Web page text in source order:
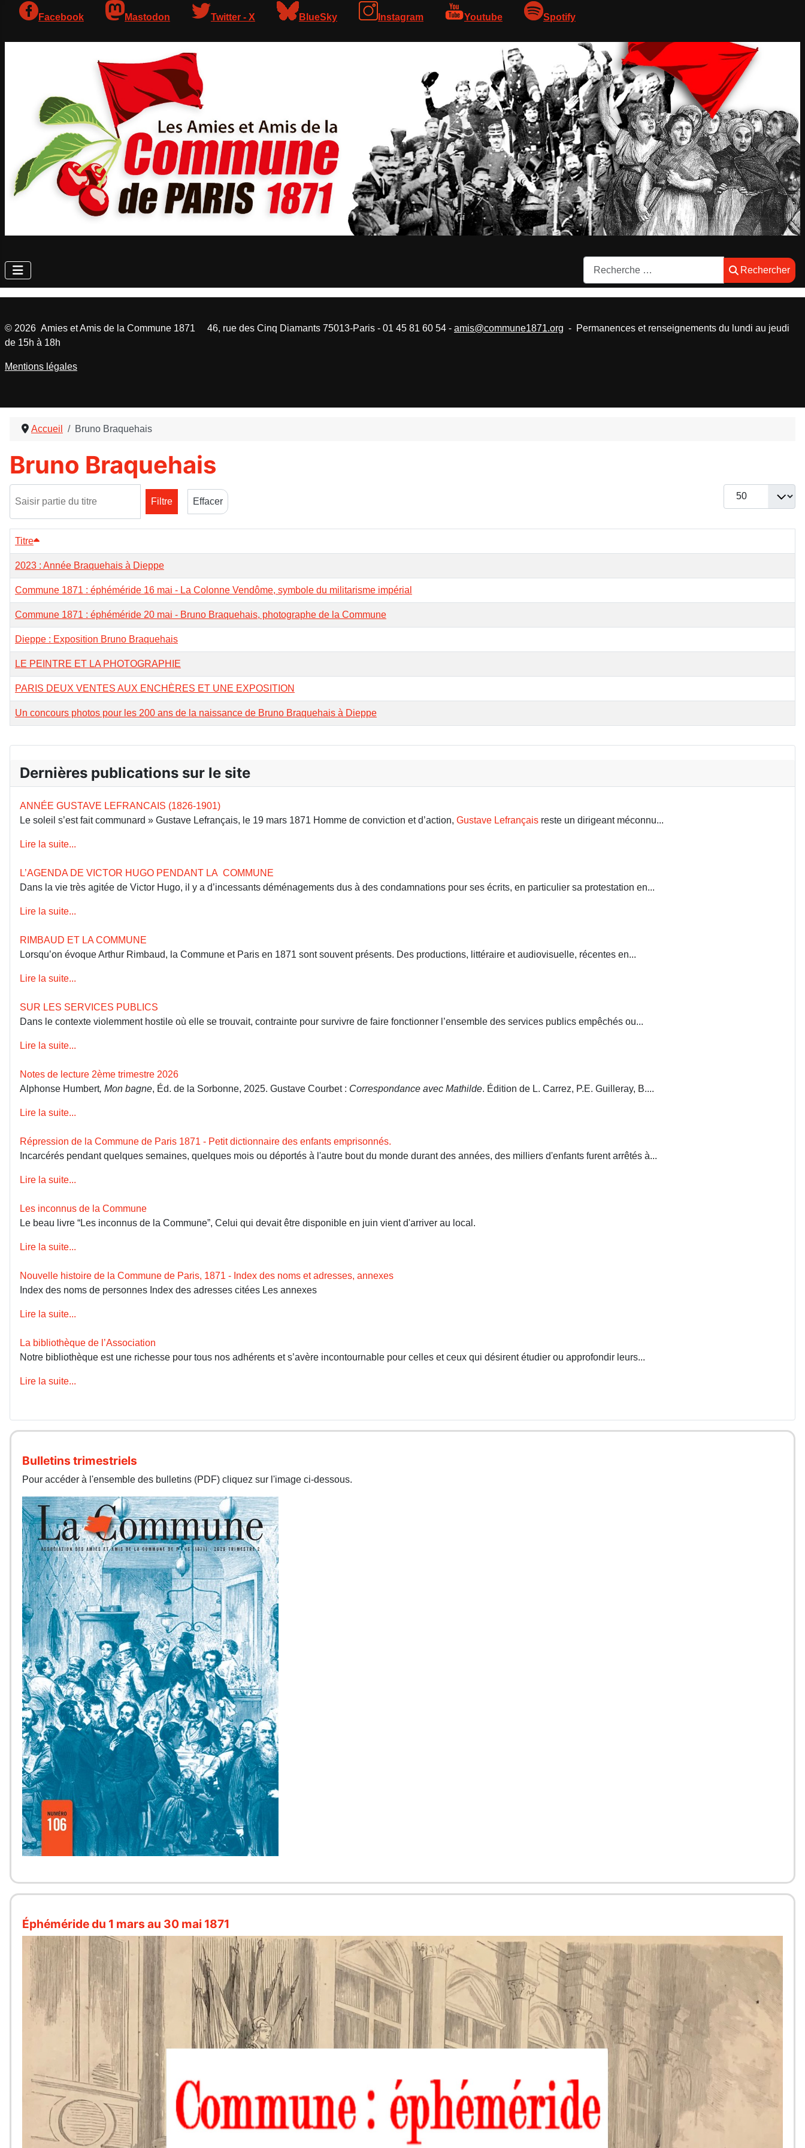
Facebook Mastodon Twitter - X BlueSky Instagram Youtube Spotify
Rechercher
Rechercher
Accueil Bruno Braquehais
Bruno Braquehais
Filtre
Effacer
Afficher #
Titre
2023 : Année Braquehais à Dieppe
Commune 1871 : éphéméride 16 mai - La Colonne Vendôme, symbole du militarisme impérial
Commune 1871 : éphéméride 20 mai - Bruno Braquehais, photographe de la Commune
Dieppe : Exposition Bruno Braquehais
LE PEINTRE ET LA PHOTOGRAPHIE
PARIS DEUX VENTES AUX ENCHÈRES ET UNE EXPOSITION
Un concours photos pour les 200 ans de la naissance de Bruno Braquehais à Dieppe
Dernières publications sur le site
ANNÉE GUSTAVE LEFRANCAIS (1826-1901)
Le soleil s’est fait communard » Gustave Lefrançais, le 19 mars 1871 Homme de conviction et d’action, Gustave Lefrançais reste un dirigeant méconnu...
Lire la suite...
L’AGENDA DE VICTOR HUGO PENDANT LA COMMUNE
Dans la vie très agitée de Victor Hugo, il y a d’incessants déménagements dus à des condamnations pour ses écrits, en particulier sa protestation en...
Lire la suite...
RIMBAUD ET LA COMMUNE
Lorsqu’on évoque Arthur Rimbaud, la Commune et Paris en 1871 sont souvent présents. Des productions, littéraire et audiovisuelle, récentes en...
Lire la suite...
SUR LES SERVICES PUBLICS
Dans le contexte violemment hostile où elle se trouvait, contrainte pour survivre de faire fonctionner l’ensemble des services publics empêchés ou...
Lire la suite...
Notes de lecture 2ème trimestre 2026
Alphonse Humbert, Mon bagne, Éd. de la Sorbonne, 2025. Gustave Courbet : Correspondance avec Mathilde. Édition de L. Carrez, P.E. Guilleray, B....
Lire la suite...
Répression de la Commune de Paris 1871 - Petit dictionnaire des enfants emprisonnés.
Incarcérés pendant quelques semaines, quelques mois ou déportés à l'autre bout du monde durant des années, des milliers d'enfants furent arrêtés à...
Lire la suite...
Les inconnus de la Commune
Le beau livre “Les inconnus de la Commune”, Celui qui devait être disponible en juin vient d'arriver au local.
Lire la suite...
Nouvelle histoire de la Commune de Paris, 1871 - Index des noms et adresses, annexes
Index des noms de personnes Index des adresses citées Les annexes
Lire la suite...
La bibliothèque de l’Association
Notre bibliothèque est une richesse pour tous nos adhérents et s’avère incontournable pour celles et ceux qui désirent étudier ou approfondir leurs...
Lire la suite...
Bulletins trimestriels
Pour accéder à l'ensemble des bulletins (PDF) cliquez sur l'image ci-dessous.
Éphéméride du 1 mars au 30 mai 1871
© 2026 Amies et Amis de la Commune 1871 46, rue des Cinq Diamants 75013-Paris - 01 45 81 60 54 - amis@commune1871.org - Permanences et renseignements du lundi au jeudi
de 15h à 18h
Mentions légales